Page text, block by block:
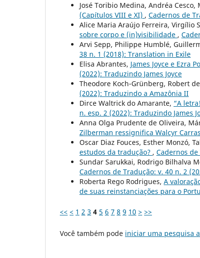
José Toribio Medina, Andréa Cesco,
(Capítulos VIII e XI) , Cadernos de
Alice Maria Araújo Ferreira, Virgílio
sobre corpo e (in)visibilidade ,
Arvi Sepp, Philippe Humblé,
38 n. 1 (2018): Translation in Exile
Elisa Abrantes, James Joyce e Ezra
(2022): Traduzindo James Joyce
Theodore Koch-Grünberg, Robert
(2022): Traduzindo a Amazônia II
Dirce Waltrick do Amarante, “A
n. esp. 2 (2022): Traduzindo James
Anna Olga Prudente de Oliveira,
Zilberman ressignifica Walcyr
Oscar Diaz Fouces, Esther Monzó,
estudos da tradução? , Cadernos
Sundar Sarukkai, Rodrigo Bilhalva
Cadernos de Tradução: v. 40 n. 2
Roberta Rego Rodrigues, A
de suas reinstanciações para o
<< < 1 2 3 4 5 6 7 8 9 10 > >>
Você também pode iniciar uma pesquisa